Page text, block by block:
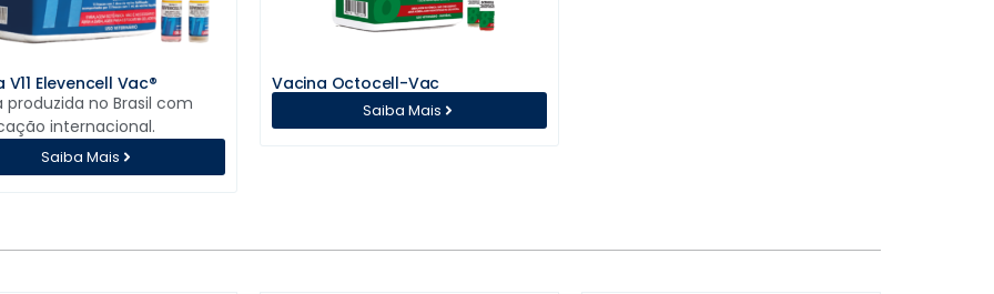
Saiba Mais
V11 Elevencell Vac®
produzida no Brasil com
internacional.
Saiba Mais
Vacina Octocell-Vac